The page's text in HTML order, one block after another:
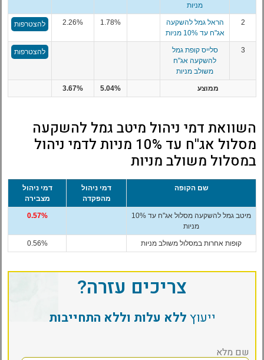
מניות
2
הראל גמל להשקעה
אג"ח עד 10% מניות
1.78%
2.26% להצטרפות
3
סלייס קופת גמל
להשקעה אג"ח
משולב מניות
להצטרפות
ממוצע 5.04%
3.67%
השוואת דמי ניהול מיטב גמל להשקעה
מסלול אג''ח עד 10% מניות לדמי ניהול
במסלול משולב מניות
שם הקופה
דמי ניהול
מהפקדה
דמי ניהול
מצבירה
מיטב גמל להשקעה מסלול אג''ח עד 10%
מניות
0.57%
קופות אחרות במסלול משולב מניות 0.56%
צריכים עזרה?
ייעוץללא עלות וללא התחייבות
שם מלא